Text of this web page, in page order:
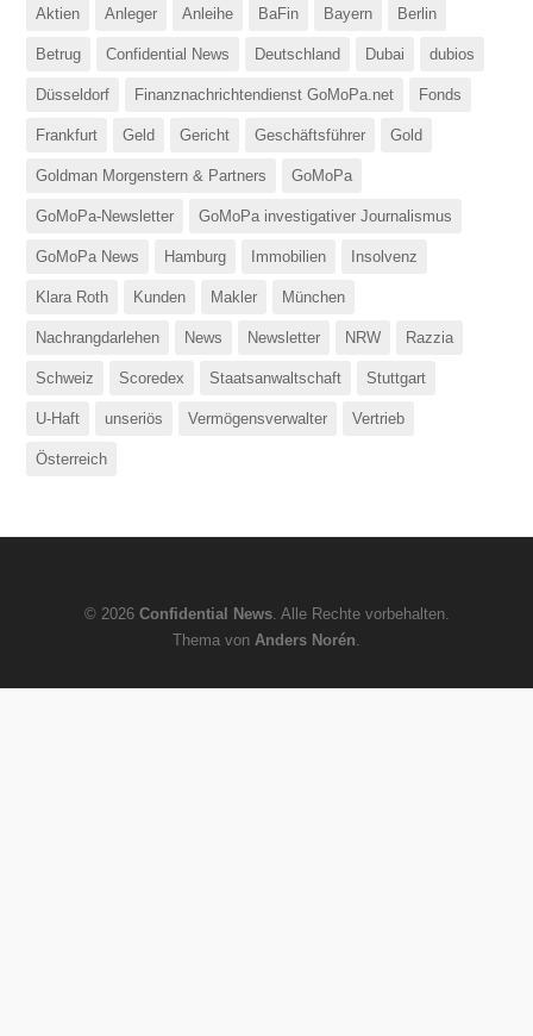
Aktien Anleger Anleihe BaFin Bayern Berlin
Betrug Confidential News Deutschland Dubai dubios
Düsseldorf Finanznachrichtendienst GoMoPa.net Fonds
Frankfurt Geld Gericht Geschäftsführer Gold
Goldman Morgenstern & Partners GoMoPa
GoMoPa-Newsletter GoMoPa investigativer Journalismus
GoMoPa News Hamburg Immobilien Insolvenz
Klara Roth Kunden Makler München
Nachrangdarlehen News Newsletter NRW Razzia
Schweiz Scoredex Staatsanwaltschaft Stuttgart
U-Haft unseriös Vermögensverwalter Vertrieb
Österreich
© 2026 Confidential News. Alle Rechte vorbehalten.
Thema von Anders Norén.